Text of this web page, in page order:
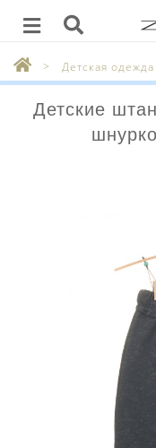
Детская одежда
Детские